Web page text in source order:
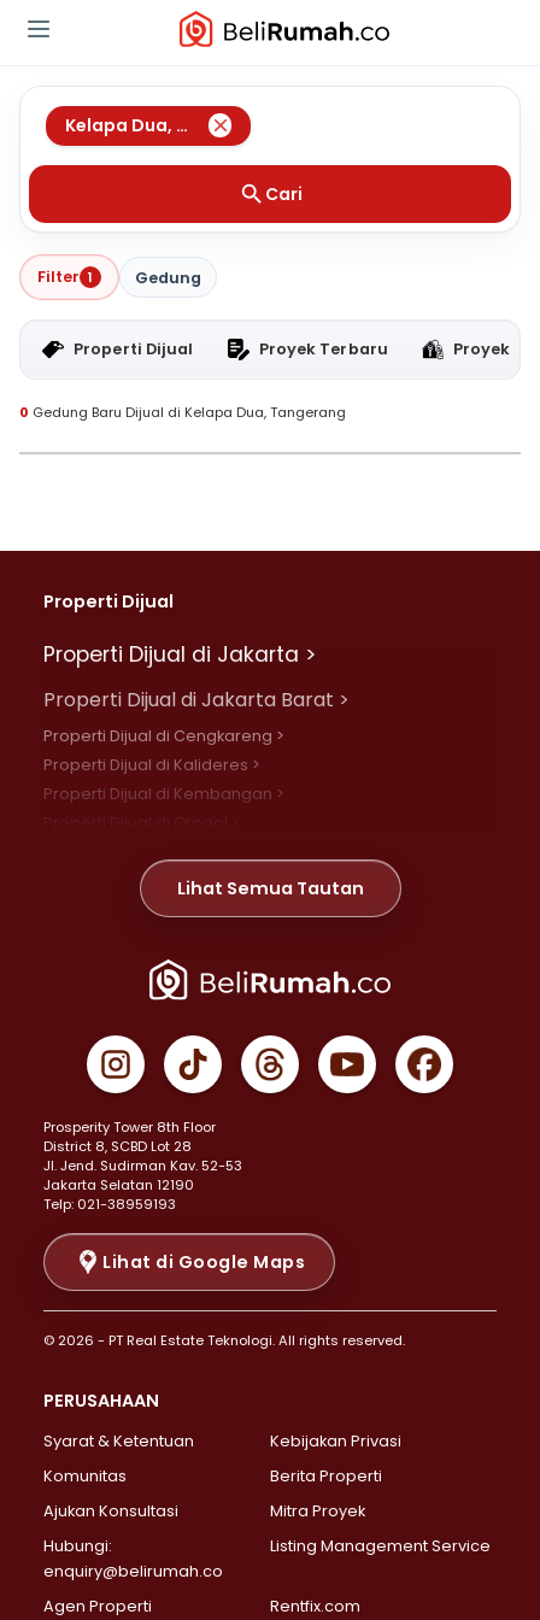
Kelapa Dua, Tangerang
Cari
Filter 1 Gedung
Properti Dijual Proyek Terbaru Proyek
0 Gedung Baru Dijual di Kelapa Dua, Tangerang
Properti Dijual
Properti Dijual di Jakarta >
Properti Dijual di Jakarta Barat >
Properti Dijual di Cengkareng >
Properti Dijual di Kalideres >
Properti Dijual di Kembangan >
Properti Dijual di Meruya >
Properti Dijual di Jelambar >
Properti Dijual di Jakarta Pusat >
Properti Dijual di Gambir >
Properti Dijual di Johar Baru >
Properti Dijual di Menteng >
Properti Dijual di Senen >
Properti Dijual di Tanah Abang >
Properti Dijual di Cikini >
Properti Dijual di Kramat >
Properti Dijual di Pasar Baru >
Properti Dijual di Bendungan Hilir >
Properti Dijual di Jakarta Selatan >
Properti Dijual di Lebak Bulus >
Properti Dijual di Gandaria Selatan >
Properti Dijual di Pondok Labu >
Properti Dijual di Lenteng Agung >
Properti Dijual di Senayan >
Properti Dijual di Pondok Pinang >
Lihat Semua Tautan
Prosperity Tower 8th Floor
District 8, SCBD Lot 28
JI. Jend. Sudirman Kav. 52-53
Jakarta Selatan 12190
Telp: 021-38959193
Lihat di Google Maps
© 2026 - PT Real Estate Teknologi. All rights reserved.
PERUSAHAAN
Syarat & Ketentuan
Kebijakan Privasi
Komunitas
Berita Properti
Ajukan Konsultasi
Mitra Proyek
Hubungi:
enquiry@belirumah.co
Listing Management Service
Agen Properti Rentfix.com